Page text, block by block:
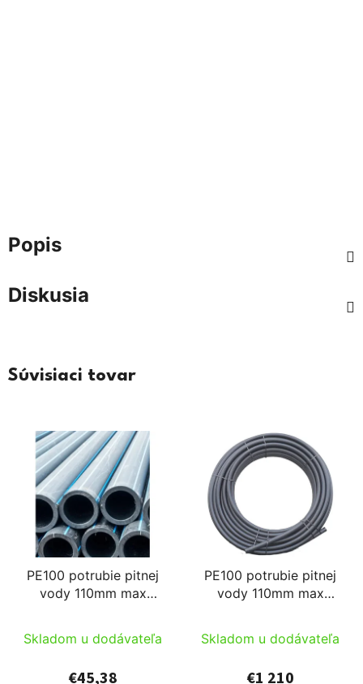
Popis
Diskusia
Súvisiaci tovar
PE100 potrubie pitnej
vody 110mm max
Skladom u dodávateľa
€45,38
PE100 potrubie pitnej
vody 110mm max
Skladom u dodávateľa
€1 210